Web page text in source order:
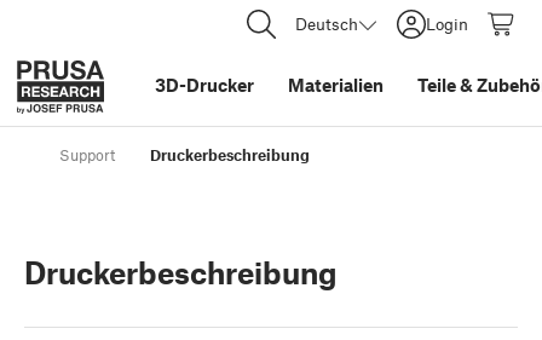
Deutsch Login
3D-Drucker Materialien Teile&
Support Druckerbeschreibung
Druckerbeschreibung